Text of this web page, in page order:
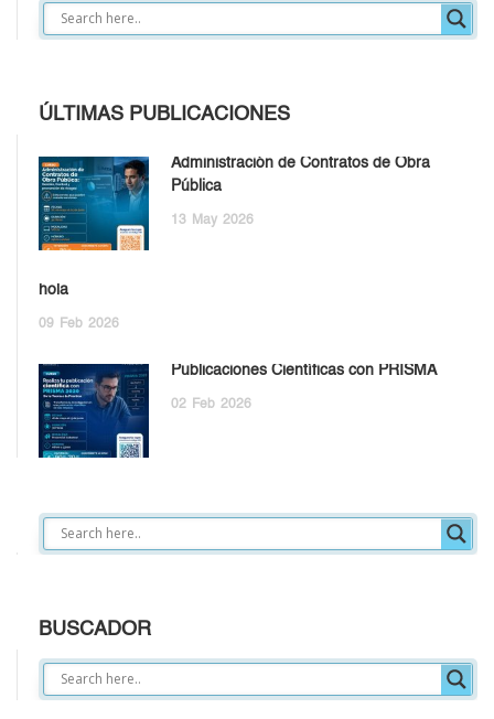
ÚLTIMAS PUBLICACIONES
Administración de Contratos de Obra
Pública
13 May 2026
hola
09 Feb 2026
Publicaciones Científicas con PRISMA
02 Feb 2026
BUSCADOR